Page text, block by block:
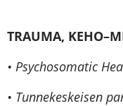
TRAUMA,
• Psychosomatic
• Tunnekeskeisen